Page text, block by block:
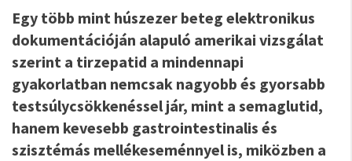
Egy több mint húszezer beteg elektronikus
dokumentációján alapuló amerikai vizsgálat
szerint a tirzepatid a mindennapi
gyakorlatban nemcsak nagyobb és gyorsabb
testsúlycsökkenéssel jár, mint a semaglutid,
hanem kevesebb gastrointestinalis és
szisztémás mellékeseménnyel is, miközben a